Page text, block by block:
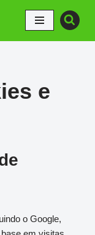
e
o Google,